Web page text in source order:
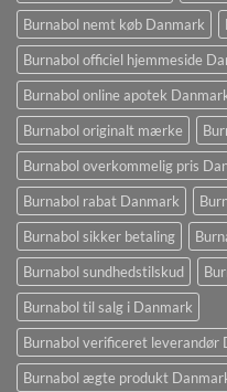
Burnabol nemt køb Danmark
Burnabol officiel hjemmeside
Burnabol online apotek
Burnabol originalt mærke
Burnabol overkommelig pris
Burnabol rabat Danmark
Burnabol sikker betaling
Burnabol sundhedstilskud
Burnabol til salg i Danmark
Burnabol verificeret leverandør
Burnabol ægte produkt